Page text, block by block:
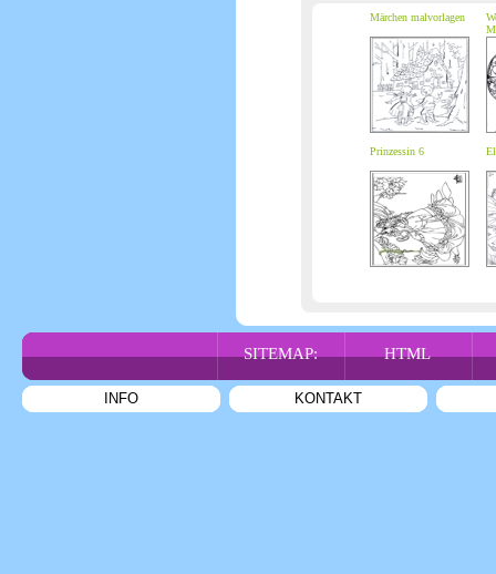
Märchen malvorlagen
Prinzessin 6
SITEMAP: HTML
INFO KONTAKT